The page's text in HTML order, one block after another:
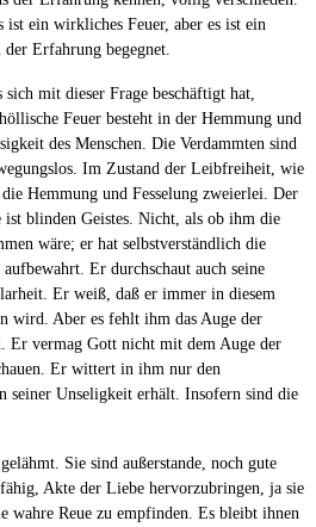
ein wirkliches Feuer, aber es ist ein
Erfahrung begegnet.
sich mit dieser Frage beschäftigt hat,
Feuer besteht in der Hemmung und
des Menschen. Die Verdammten sind
Im Zustand der Leibfreiheit, wie
Hemmung und Fesselung zweierlei. Der
blinden Geistes. Nicht, als ob ihm die
wäre; er hat selbstverständlich die
Er durchschaut auch seine
Er weiß, daß er immer in diesem
wird. Aber es fehlt ihm das Auge der
Er vermag Gott nicht mit dem Auge der
Er wittert in ihm nur den
seiner Unseligkeit erhält. Insofern sind die
Sie sind außerstande, noch gute
Akte der Liebe hervorzubringen, ja sie
wahre Reue zu empfinden. Es bleibt ihnen